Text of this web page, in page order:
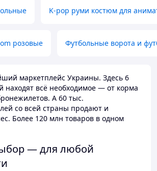
K-pop руми костюм для
розовые Футбольные ворота и
маркетплейс Украины. Здесь 6
находят всё необходимое — от корма
А 60 тыс.
со всей страны продают и
Более 120 млн товаров в одном
— для любой